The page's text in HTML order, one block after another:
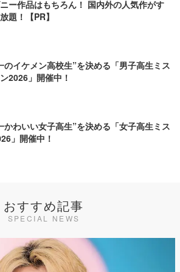
ー作品はもちろん！ 国内外の人気作がす
題！【PR】
のイケメン高校生”を決める「男子高生ミス
2026」開催中！
かわいい女子高生”を決める「女子高生ミス
」開催中！
おすすめ記事
SPECIAL NEWS